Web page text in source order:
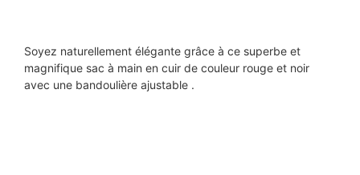
Soyez naturellement élégante grâce à ce superbe et
magnifique sac à main en cuir de couleur rouge et noir
avec une bandoulière ajustable .